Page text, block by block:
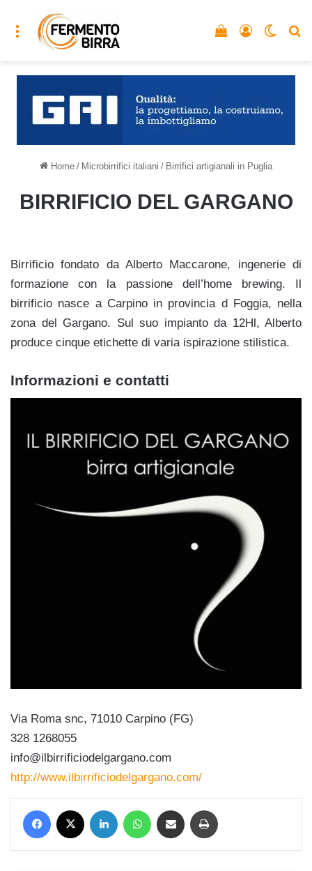
Menu Accedi
Vedi il carrello
Home / Microbirrifici italiani / Birrifici artigianali in Puglia
BIRRIFICIO DEL GARGANO
Birrificio fondato da Alberto Maccarone, ingenerie di
formazione con la passione dell’home brewing. Il
birrificio nasce a Carpino in provincia d Foggia, nella
zona del Gargano. Sul suo impianto da 12Hl, Alberto
produce cinque etichette di varia ispirazione stilistica.
Informazioni e contatti
Via Roma snc, 71010 Carpino (FG)
328 1268055
info@ilbirrificiodelgargano.com
http://www.ilbirrificiodelgargano.com/
Facebook LinkedIn WhatsApp Condividi via mail